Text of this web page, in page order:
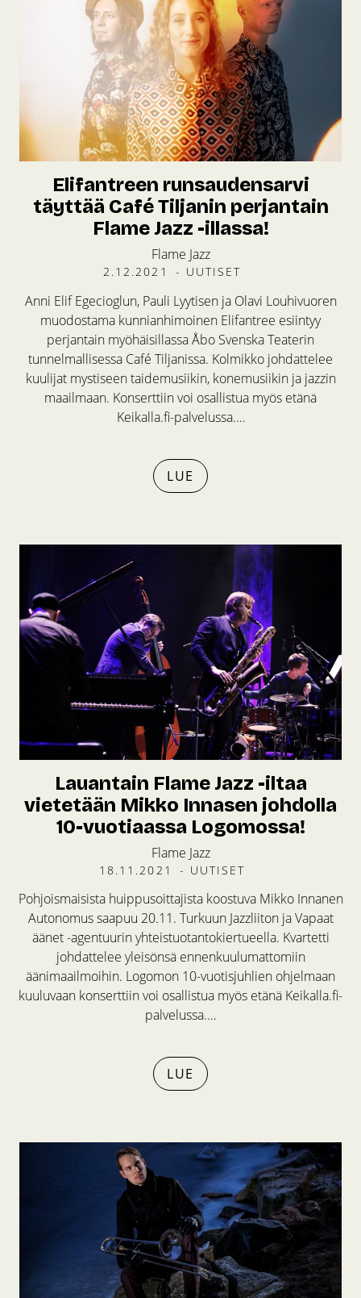
Elifantreen runsaudensarvi
täyttää Café Tiljanin perjantain
Flame Jazz -illassa!
Flame Jazz
2.12.2021 - UUTISET
Anni Elif Egecioglun, Pauli Lyytisen ja Olavi Louhivuoren
muodostama kunnianhimoinen Elifantree esiintyy
perjantain myöhäisillassa Åbo Svenska Teaterin
tunnelmallisessa Café Tiljanissa. Kolmikko johdattelee
kuulijat mystiseen taidemusiikin, konemusiikin ja jazzin
maailmaan. Konserttiin voi osallistua myös etänä
Keikalla.fi-palvelussa.…
LUE
Lauantain Flame Jazz -iltaa
vietetään Mikko Innasen johdolla
10-vuotiaassa Logomossa!
Flame Jazz
18.11.2021 - UUTISET
Pohjoismaisista huippusoittajista koostuva Mikko Innanen
Autonomus saapuu 20.11. Turkuun Jazzliiton ja Vapaat
äänet -agentuurin yhteistuotantokiertueella. Kvartetti
johdattelee yleisönsä ennenkuulumattomiin
äänimaailmoihin. Logomon 10-vuotisjuhlien ohjelmaan
kuuluvaan konserttiin voi osallistua myös etänä Keikalla.fi-
palvelussa.…
LUE